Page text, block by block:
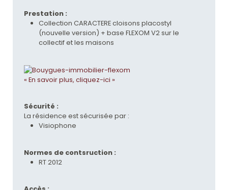
Prestation :
Collection CARACTERE cloisons placostyl
(nouvelle version) + base FLEXOM V2 sur le
collectif et les maisons
« En savoir plus, cliquez-ici »
Sécurité :
La résidence est sécurisée par :
Visiophone
Normes de contsruction :
RT 2012